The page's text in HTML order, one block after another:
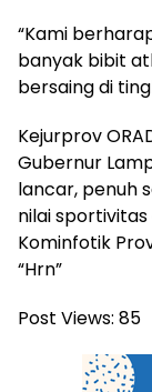
“Kami
banyak bibit
bersaing di
Kejurprov
Gubernur
lancar, penuh
nilai
Kominfotik
“Hrn”
Post Views: 85